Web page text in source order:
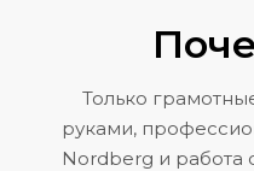
Только
руками,
Nordberg и